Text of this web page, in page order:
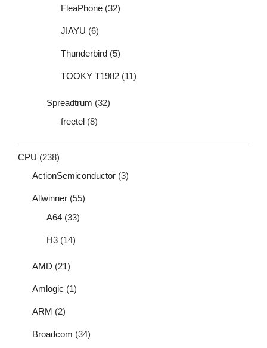
FleaPhone (32)
JIAYU (6)
Thunderbird (5)
TOOKY T1982 (11)
Spreadtrum (32)
freetel (8)
CPU (238)
ActionSemiconductor (3)
Allwinner (55)
A64 (33)
H3 (14)
AMD (21)
Amlogic (1)
ARM (2)
Broadcom (34)